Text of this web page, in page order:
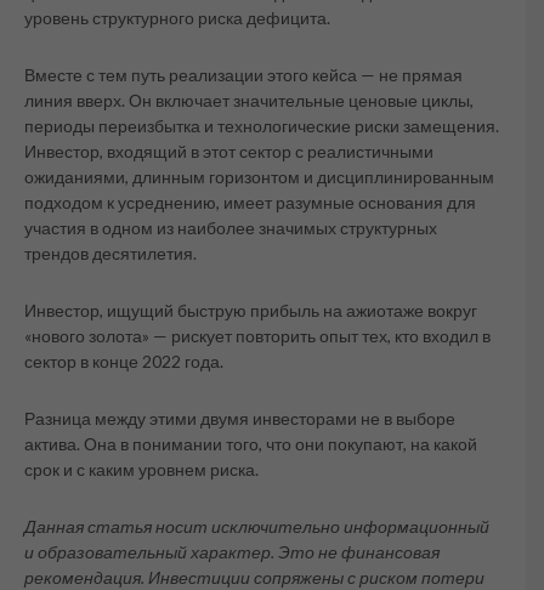
уровень структурного риска дефицита.
Вместе с тем путь реализации этого кейса — не прямая
линия вверх. Он включает значительные ценовые циклы,
периоды переизбытка и технологические риски замещения.
Инвестор, входящий в этот сектор с реалистичными
ожиданиями, длинным горизонтом и дисциплинированным
подходом к усреднению, имеет разумные основания для
участия в одном из наиболее значимых структурных
трендов десятилетия.
Инвестор, ищущий быструю прибыль на ажиотаже вокруг
«нового золота» — рискует повторить опыт тех, кто входил в
сектор в конце 2022 года.
Разница между этими двумя инвесторами не в выборе
актива. Она в понимании того, что они покупают, на какой
срок и с каким уровнем риска.
Данная статья носит исключительно информационный
и образовательный характер. Это не финансовая
рекомендация. Инвестиции сопряжены с риском потери